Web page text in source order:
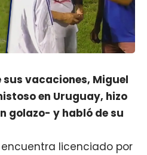
vacaciones, Miguel
en Uruguay, hizo
golazo- y habló de su
encuentra licenciado por